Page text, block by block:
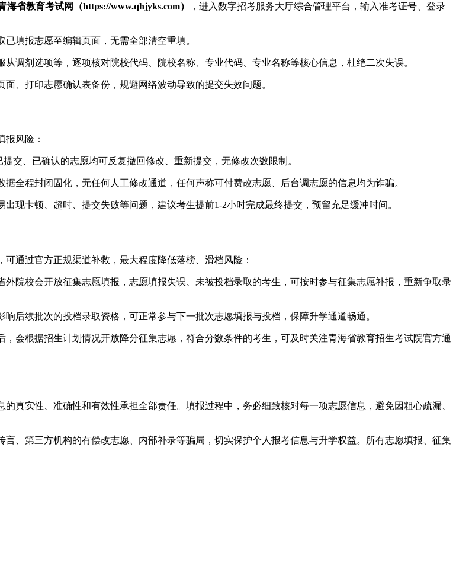
海省教育考试网（https://www.qhjyks.com）
，进入数字招考服务大厅综合管理平台，输入准考证号、登录
填报志愿至编辑页面，无需全部清空重填。
调剂选项等，逐项核对院校代码、院校名称、专业代码、专业名称等核心信息，杜绝二次失误。
、打印志愿确认表备份，规避网络波动导致的提交失效问题。
风险：
交、已确认的志愿均可反复撤回修改、重新提交，无修改次数限制。
据全程封闭固化，无任何人工修改通道，任何声称可付费改志愿、后台调志愿的信息均为诈骗。
现卡顿、超时、提交失败等问题，建议考生提前1-2小时完成最终提交，预留充足缓冲时间。
通过官方正规渠道补救，最大程度降低落榜、滑档风险：
院校会开放征集志愿填报，志愿填报失误、未被投档录取的考生，可按时参与征集志愿补报，重新争取录
后续批次的投档录取资格，可正常参与下一批次志愿填报与投档，保障升学通道畅通。
会根据招生计划情况开放降分征集志愿，符合分数条件的考生，可及时关注青海省教育招生考试院官方通
真实性、准确性和有效性承担全部责任。填报过程中，务必细致核对每一项志愿信息，避免因粗心疏漏、
言、第三方机构的有偿改志愿、内部补录等骗局，切实保护个人报考信息与升学权益。所有志愿填报、征集